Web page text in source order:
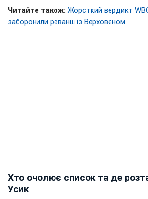
Читайте також: Жорсткий вердикт
заборонили реванш із Верховеном
Хто очолює список та де
Усик